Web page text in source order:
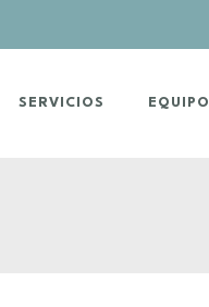
SERVICIOS EQUIPO